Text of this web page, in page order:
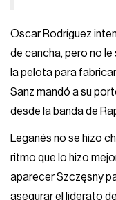
Oscar Rodríguez
de cancha, pero no
la pelota para
Sanz mandó a su
desde la banda de
Leganés no se hizo
ritmo que lo hizo
aparecer Szczęsny
asegurar el liderato